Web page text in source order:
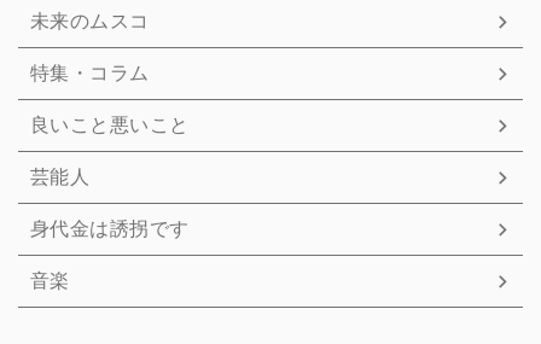
未来のムスコ
特集・コラム
良いこと悪いこと
芸能人
身代金は誘拐です
音楽